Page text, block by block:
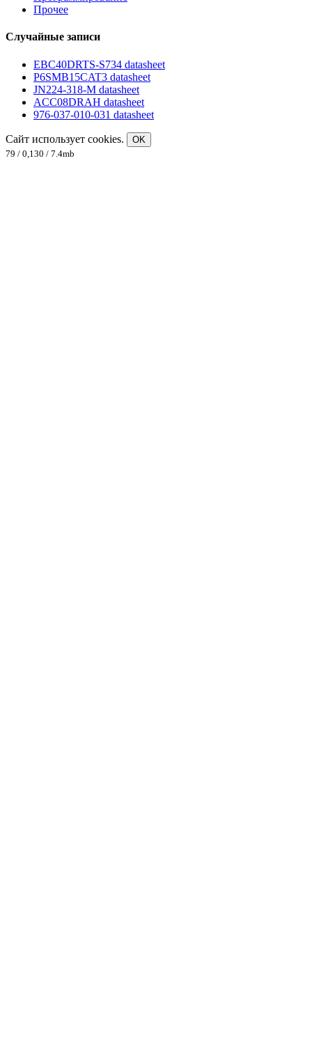
Прочее
Случайные записи
EBC40DRTS-S734 datasheet
P6SMB15CAT3 datasheet
JN224-318-M datasheet
ACC08DRAH datasheet
976-037-010-031 datasheet
Сайт использует cookies.
OK
79 / 0,130 / 7.4mb